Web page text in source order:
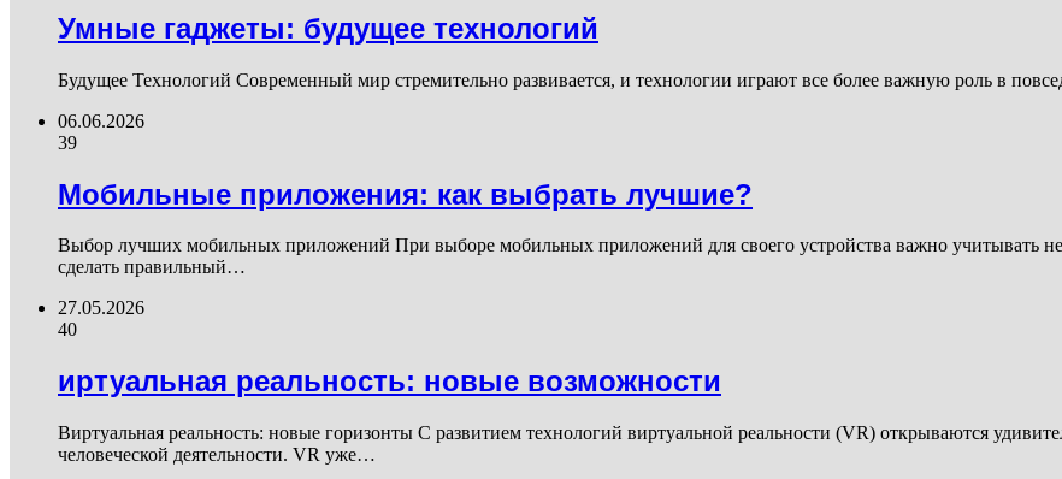
Умные гаджеты: будущее технологий
Будущее Технологий Современный мир стремительно развивается, и технологии играют все более важную роль в
06.06.2026
39
Мобильные приложения: как выбрать лучшие?
Выбор лучших мобильных приложений При выборе мобильных приложений для своего устройства важно учитывать
сделать правильный…
27.05.2026
40
иртуальная реальность: новые возможности
Виртуальная реальность: новые горизонты С развитием технологий виртуальной реальности (VR) открываются
человеческой деятельности. VR уже…